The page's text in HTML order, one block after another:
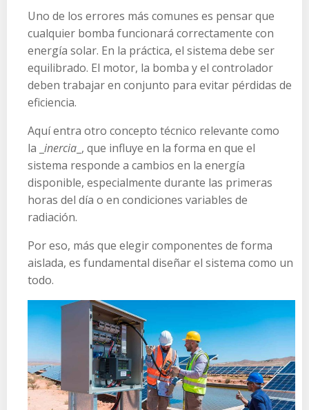
Uno de los errores más comunes es pensar que
cualquier bomba funcionará correctamente con
energía solar. En la práctica, el sistema debe ser
equilibrado. El motor, la bomba y el controlador
deben trabajar en conjunto para evitar pérdidas de
eficiencia.
Aquí entra otro concepto técnico relevante como
la inercia , que influye en la forma en que el
sistema responde a cambios en la energía
disponible, especialmente durante las primeras
horas del día o en condiciones variables de
radiación.
Por eso, más que elegir componentes de forma
aislada, es fundamental diseñar el sistema como un
todo.